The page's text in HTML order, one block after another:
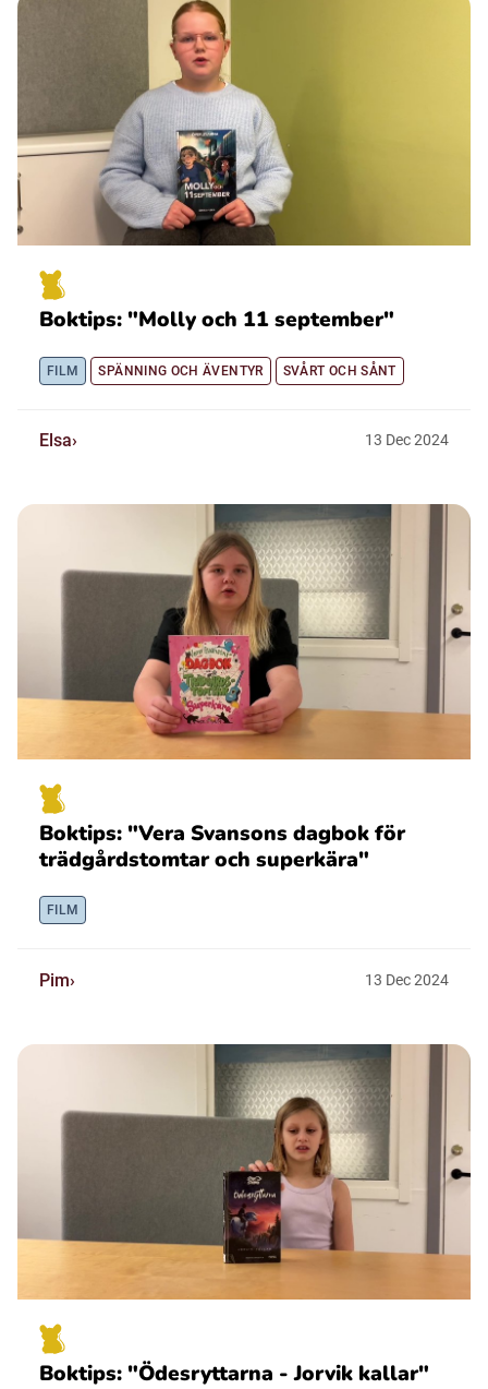
Boktips: "Molly och 11 september"
FILM SPÄNNING OCH ÄVENTYR SVÅRT OCH SÅNT
Elsa 13 Dec2024
Boktips: "Vera Svansons dagbok för
trädgårdstomtar och superkära"
FILM
Pim 13 Dec2024
Boktips: "Ödesryttarna - Jorvik kallar"